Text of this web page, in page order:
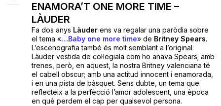
ENAMORA’T ONE MORE TIME –
LÀUDER
Fa dos anys Làuderens va regalar una paròdia sobre
el tema «…Baby one more time» de Britney Spears.
L’escenografia també és molt semblant a l’original:
Làuder vestida de col·legiala com ho anava Spears; amb
trenes, però, en aquest, la nostra Britney valenciana té
el cabell obscur; amb una actitud innocent i enamorada,
i en una pista de bàsquet. Sens dubte, un tema que
reflecteix a la perfecció l’amor adolescent, una època
en què perdem el cap per qualsevol persona.